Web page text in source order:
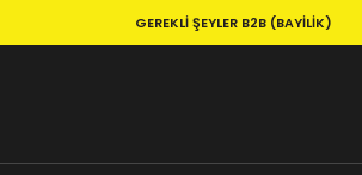
GEREKLI ŞEYLER B2B (BAYILIK)